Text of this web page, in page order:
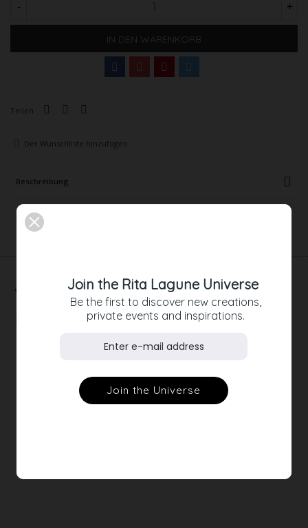
- +
IN DEN WARENKORB
Teilen
Der Wunschliste hinzufügen
Beschreibung
Artikeldetails
RELATED
PRODUCTS
Join the Rita Lagune Universe
Be the first to discover new creations,
private events and inspirations.